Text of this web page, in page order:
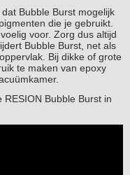
Bubble Burst mogelijk
die je gebruikt.
voor. Zorg dus altijd
Bubble Burst, net als
Bij dikke of grote
te maken van epoxy
RESION Bubble Burst in